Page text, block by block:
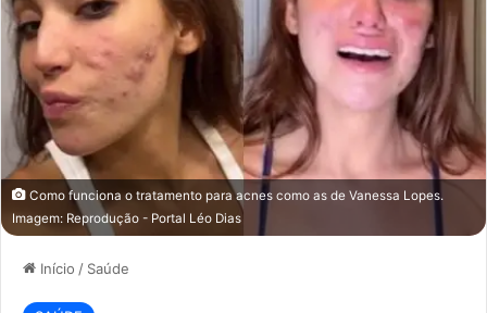
Como funciona o tratamento para acnes como as de Vanessa Lopes.
Imagem: Reprodução - Portal Léo Dias
Início / Saúde